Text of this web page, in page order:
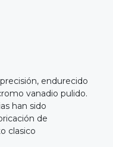
endurecido
vanadio pulido.
han sido
de
clasico